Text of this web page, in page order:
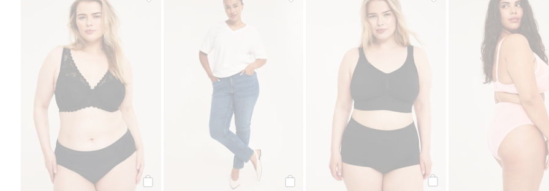
Brief-pikkuhousut pitsillä, Lisää suosikkeihinSlim jeans high waist, Lisää suosikkeihinSaumattomat bokserit, Lisää